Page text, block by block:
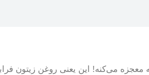
می‌کنه! این یعنی روغن زیتون